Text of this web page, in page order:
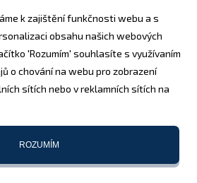
k zajištění funkčnosti webu a s
obsahu našich webových
'Rozumím' souhlasíte s využívaním
o chování na webu pro zobrazení
sítích nebo v reklamních sítích na
ROZUMÍM